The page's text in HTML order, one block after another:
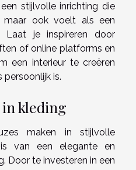
stijlvolle inrichting die
ook voelt als een
Laat je inspireren door
of online platforms en
een interieur te creëren
is.
kleding
maken in stijlvolle
van een elegante en
Door te investeren in een